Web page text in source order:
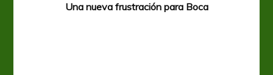
Una nueva frustración para Boca